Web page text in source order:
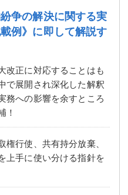
争の解決に関する実
例》に即して解説す
改正に対応することはも
で展開され深化した解釈
務への影響を余すところ
！
行使、共有持分放棄、
上手に使い分ける指針を